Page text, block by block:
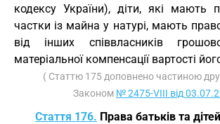
кодексу України), діти, які мають
частки із майна у натурі, мають
від інших співвласників
матеріальної компенсації вартості
( Статтю 175 доповнено частиною
Законом № 2475-VIII від
Стаття 176. Права батьків та